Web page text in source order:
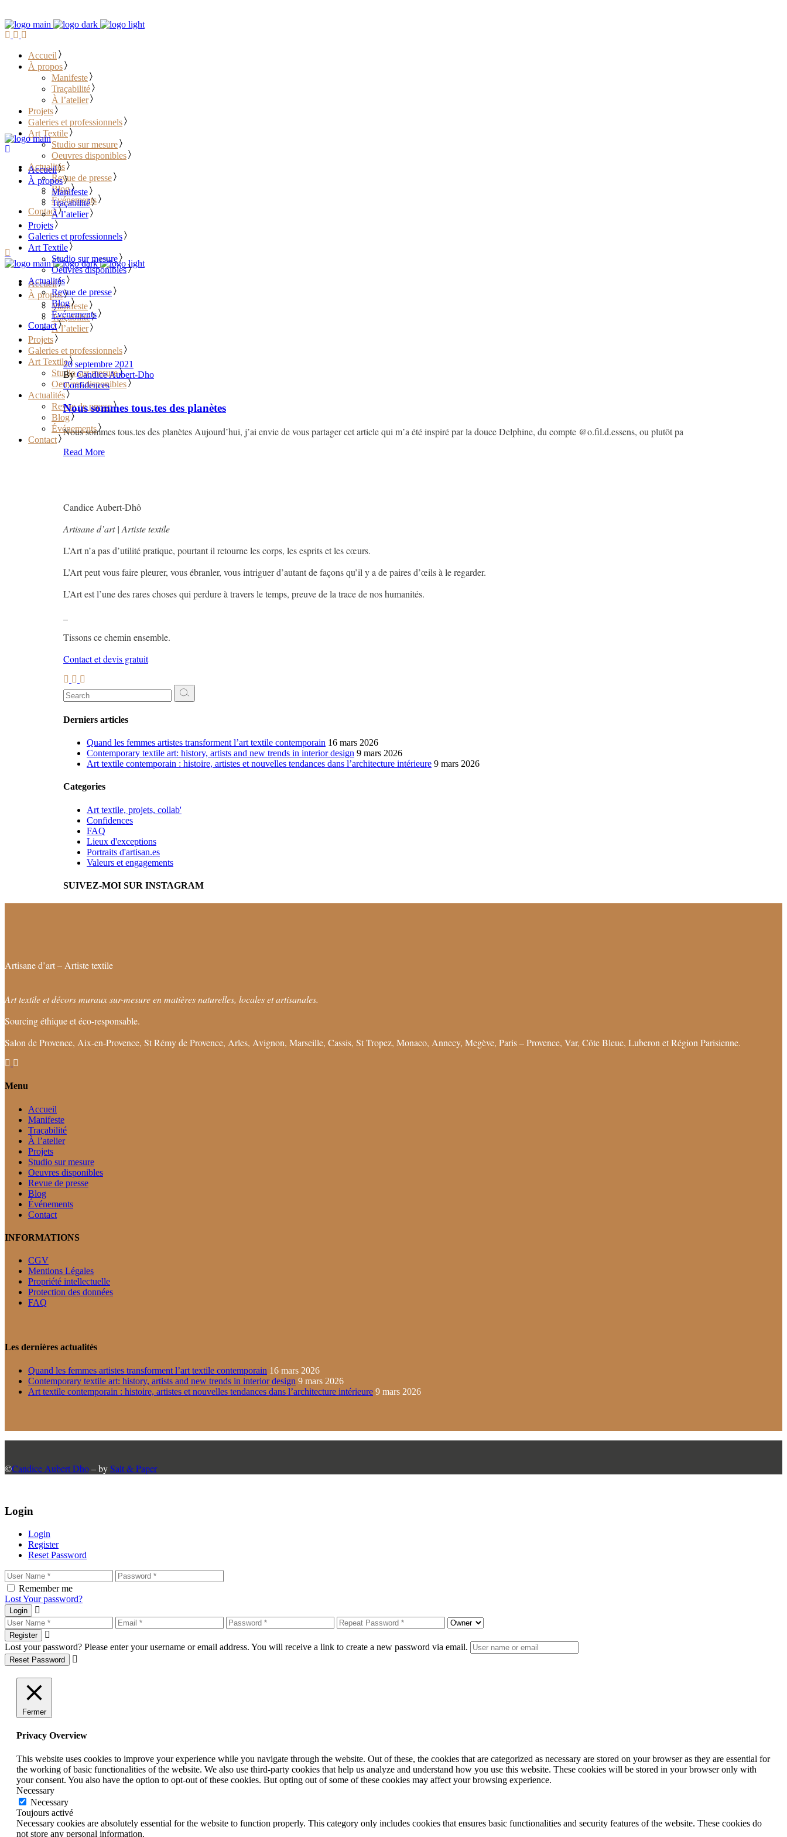
Accueil
À propos
Manifeste
Traçabilité
À l’atelier
Projets
Galeries et professionnels
Art Textile
Studio sur mesure
Oeuvres disponibles
Actualités
Revue de presse
Blog
Événements
Contact
………………………………
Accueil
À propos
Manifeste
Traçabilité
À l’atelier
Projets
Galeries et professionnels
Art Textile
Studio sur mesure
Oeuvres disponibles
Actualités
Revue de presse
Blog
Événements
Contact
Accueil
À propos
Manifeste
Traçabilité
À l’atelier
Projets
Galeries et professionnels
Art Textile
Studio sur mesure
Oeuvres disponibles
Actualités
Revue de presse
Blog
Événements
Contact
20 septembre 2021
By Candice Aubert-Dho
Confidences
Nous sommes tous.tes des planètes
Nous sommes tous.tes des planètes Aujourd’hui, j’ai envie de vous partager cet article qui m’a été inspiré par la douce Delphine, du compte @o.fil.d.essens, ou plutôt pa
Read More
Candice Aubert-Dhô
Artisane d’art | Artiste textile
L’Art n’a pas d’utilité pratique, pourtant il retourne les corps, les esprits et les cœurs.
L’Art peut vous faire pleurer, vous ébranler, vous intriguer d’autant de façons qu’il y a de paires d’œils à le regarder.
L’Art est l’une des rares choses qui perdure à travers le temps, preuve de la trace de nos humanités.
Tissons ce chemin ensemble.
Contact et devis gratuit
Search
for:
Derniers articles
Quand les femmes artistes transforment l’art textile contemporain 16 mars 2026
Contemporary textile art: history, artists and new trends in interior design 9 mars 2026
Art textile contemporain : histoire, artistes et nouvelles tendances dans l’architecture intérieure 9 mars 2026
Categories
Art textile, projets, collab'
Confidences
FAQ
Lieux d'exceptions
Portraits d'artisan.es
Valeurs et engagements
SUIVEZ-MOI SUR INSTAGRAM
Artisane d’art – Artiste textile
Art textile et décors muraux sur-mesure en matières naturelles, locales et artisanales.
Sourcing éthique et éco-responsable.
Salon de Provence, Aix-en-Provence, St Rémy de Provence, Arles, Avignon, Marseille, Cassis, St Tropez, Monaco, Annecy, Megève, Paris – Provence, Var, Côte Bleue, Luberon et Région Parisienne.
Menu
Accueil
Manifeste
Traçabilité
À l’atelier
Projets
Studio sur mesure
Oeuvres disponibles
Revue de presse
Blog
Événements
Contact
INFORMATIONS
CGV
Mentions Légales
Propriété intellectuelle
Protection des données
FAQ
Les dernières actualités
Quand les femmes artistes transforment l’art textile contemporain 16 mars 2026
Contemporary textile art: history, artists and new trends in interior design 9 mars 2026
Art textile contemporain : histoire, artistes et nouvelles tendances dans l’architecture intérieure 9 mars 2026
©Candice Aubert Dho– bySalt & Paper
Login
Login
Register
Reset Password
Remember me
Lost Your password?
Login
Register
Lost your password? Please enter your username or email address. You will receive a link to create a new password via email.
Reset Password
Fermer
Privacy Overview
This website uses cookies to improve your experience while you navigate through the website. Out of these, the cookies that are categorized as necessary are stored on your browser as they are essential for
the working of basic functionalities of the website. We also use third-party cookies that help us analyze and understand how you use this website. These cookies will be stored in your browser only with
your consent. You also have the option to opt-out of these cookies. But opting out of some of these cookies may affect your browsing experience.
Necessary
Necessary
Toujours activé
Necessary cookies are absolutely essential for the website to function properly. This category only includes cookies that ensures basic functionalities and security features of the website. These cookies do
not store any personal information.